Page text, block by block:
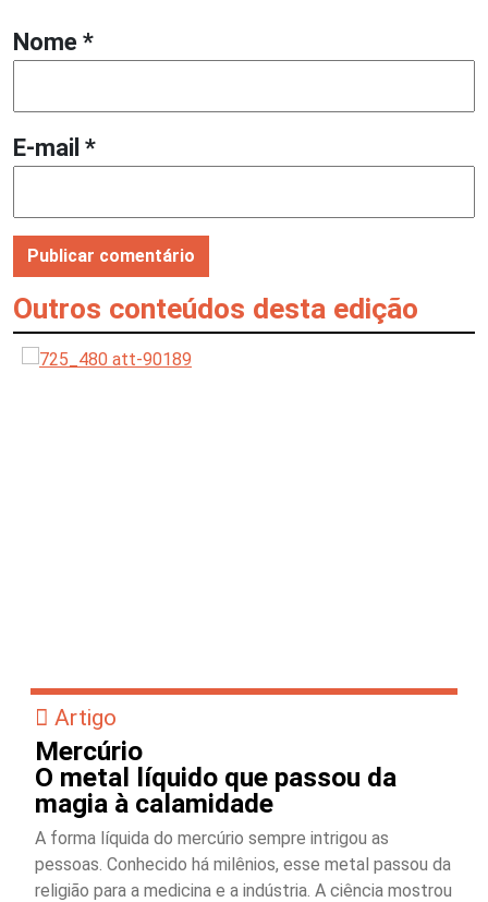
Nome *
E-mail *
Outros conteúdos desta edição
Artigo
Mercúrio
O metal líquido que passou da
magia à calamidade
A forma líquida do mercúrio sempre intrigou as
pessoas. Conhecido há milênios, esse metal passou da
religião para a medicina e a indústria. A ciência mostrou